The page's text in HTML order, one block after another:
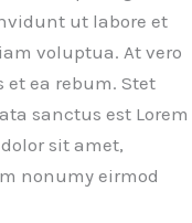
ut labore et
voluptua. At vero
et ea rebum. Stet
sanctus est Lorem
sit amet,
nonumy eirmod